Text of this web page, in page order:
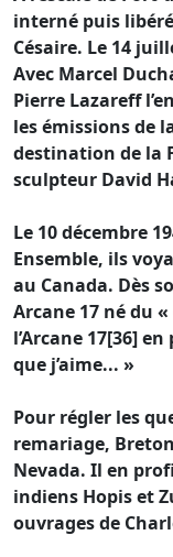
interné puis
Césaire. Le 14
Avec Marcel
Pierre Lazareff
les émissions de
destination de la
sculpteur David
Le 10 décembre
Ensemble, ils
au Canada. Dès
Arcane 17 né du
l’Arcane 17[36]
que j’aime... »
Pour régler les
remariage,
Nevada. Il en
indiens Hopis et
ouvrages de